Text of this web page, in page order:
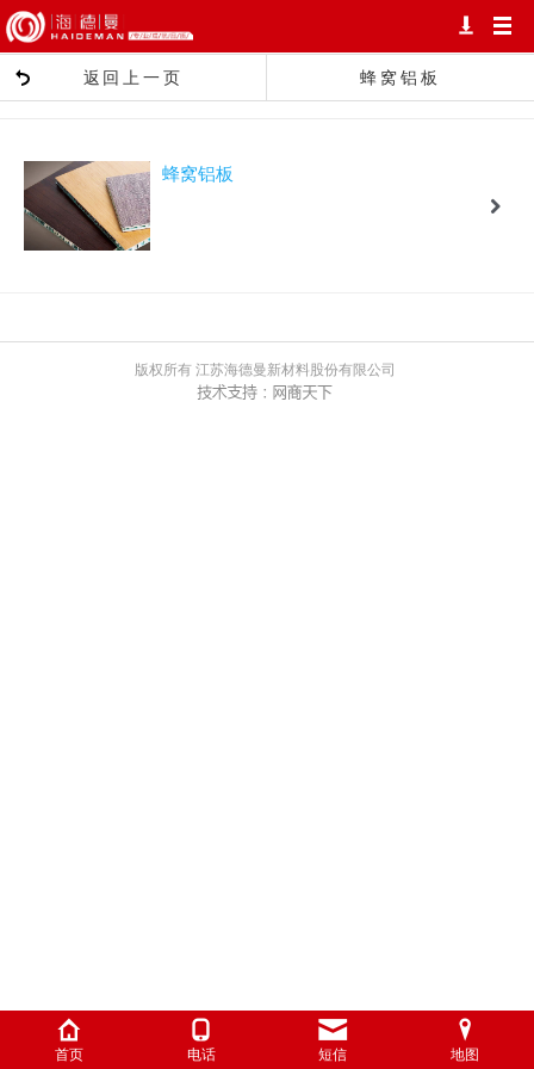
返回上一页 蜂窝铝板
蜂窝铝板
版权所有 江苏海德曼新材料股份有限公司
首页 电话 短信 地图